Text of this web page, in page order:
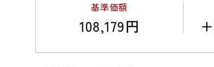
基準価額
108,179円